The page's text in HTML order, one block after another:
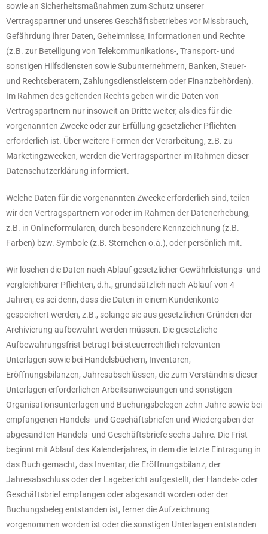
sowie an Sicherheitsmaßnahmen zum Schutz unserer
Vertragspartner und unseres Geschäftsbetriebes vor Missbrauch,
Gefährdung ihrer Daten, Geheimnisse, Informationen und Rechte
(z.B. zur Beteiligung von Telekommunikations-, Transport- und
sonstigen Hilfsdiensten sowie Subunternehmern, Banken, Steuer-
und Rechtsberatern, Zahlungsdienstleistern oder Finanzbehörden).
Im Rahmen des geltenden Rechts geben wir die Daten von
Vertragspartnern nur insoweit an Dritte weiter, als dies für die
vorgenannten Zwecke oder zur Erfüllung gesetzlicher Pflichten
erforderlich ist. Über weitere Formen der Verarbeitung, z.B. zu
Marketingzwecken, werden die Vertragspartner im Rahmen dieser
Datenschutzerklärung informiert.
Welche Daten für die vorgenannten Zwecke erforderlich sind, teilen
wir den Vertragspartnern vor oder im Rahmen der Datenerhebung,
z.B. in Onlineformularen, durch besondere Kennzeichnung (z.B.
Farben) bzw. Symbole (z.B. Sternchen o.ä.), oder persönlich mit.
Wir löschen die Daten nach Ablauf gesetzlicher Gewährleistungs- und
vergleichbarer Pflichten, d.h., grundsätzlich nach Ablauf von 4
Jahren, es sei denn, dass die Daten in einem Kundenkonto
gespeichert werden, z.B., solange sie aus gesetzlichen Gründen der
Archivierung aufbewahrt werden müssen. Die gesetzliche
Aufbewahrungsfrist beträgt bei steuerrechtlich relevanten
Unterlagen sowie bei Handelsbüchern, Inventaren,
Eröffnungsbilanzen, Jahresabschlüssen, die zum Verständnis dieser
Unterlagen erforderlichen Arbeitsanweisungen und sonstigen
Organisationsunterlagen und Buchungsbelegen zehn Jahre sowie bei
empfangenen Handels- und Geschäftsbriefen und Wiedergaben der
abgesandten Handels- und Geschäftsbriefe sechs Jahre. Die Frist
beginnt mit Ablauf des Kalenderjahres, in dem die letzte Eintragung in
das Buch gemacht, das Inventar, die Eröffnungsbilanz, der
Jahresabschluss oder der Lagebericht aufgestellt, der Handels- oder
Geschäftsbrief empfangen oder abgesandt worden oder der
Buchungsbeleg entstanden ist, ferner die Aufzeichnung
vorgenommen worden ist oder die sonstigen Unterlagen entstanden